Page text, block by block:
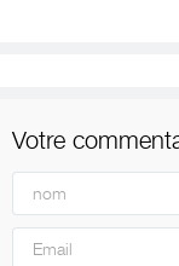
Votre